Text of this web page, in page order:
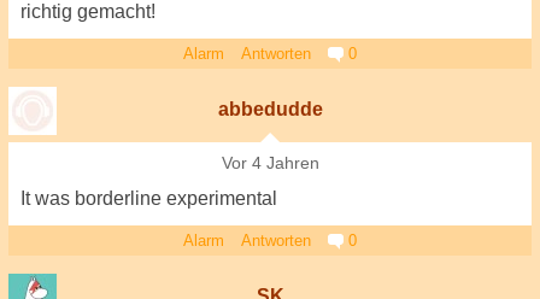
richtig gemacht!
Alarm Antworten 0
abbedudde
Vor 4 Jahren
It was borderline experimental
Alarm Antworten 0